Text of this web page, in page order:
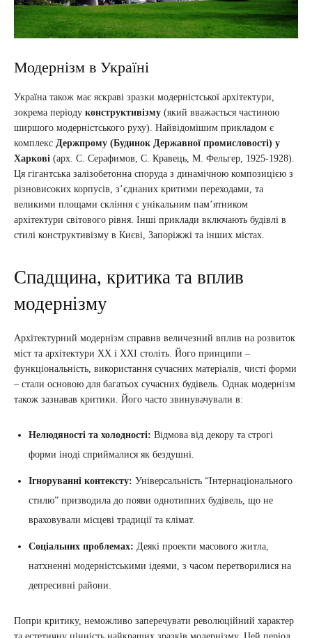
Модернізм в Україні
Україна також має яскраві зразки модерністської архітектури,
зокрема періоду конструктивізму (який вважається частиною
ширшого модерністського руху). Найвідомішим прикладом є
комплекс Держпрому (Будинок Державної промисловості) у
Харкові (арх. С. Серафимов, С. Кравець, М. Фельгер, 1925-1928).
Ця гігантська залізобетонна споруда з динамічною композицією з
різновисоких корпусів, з’єднаних критими переходами, та
великими площами скління є унікальним пам’ятником
архітектури світового рівня. Інші приклади включають будівлі в
стилі конструктивізму в Києві, Запоріжжі та інших містах.
Спадщина, критика та вплив
модернізму
Архітектурний модернізм справив величезний вплив на розвиток
міст та архітектури XX і XXI століть. Його принципи –
функціональність, використання сучасних матеріалів, чисті форми
– стали основою для багатьох сучасних будівель. Однак модернізм
також зазнавав критики. Його часто звинувачували в:
Нелюдяності та холодності: Відмова від декору та строгі
форми іноді сприймалися як бездушні.
Ігноруванні контексту: Універсальність “Інтернаціонального
стилю” призводила до появи однотипних будівель, що не
враховували місцеві традиції та клімат.
Соціальних проблемах: Деякі проекти масового житла,
натхненні модерністськими ідеями, з часом перетворилися на
депресивні райони.
Попри критику, неможливо заперечувати революційний характер